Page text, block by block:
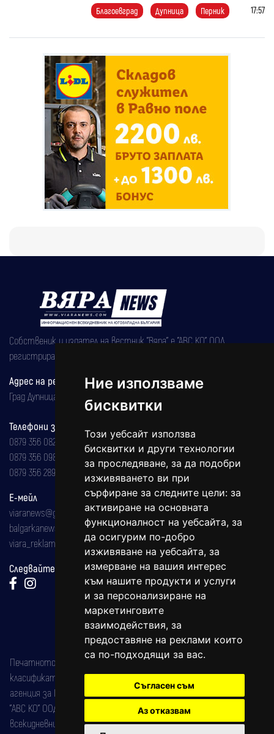
Ние използваме
бисквитки
Този уебсайт използва
бисквитки и други технологии
за проследяване, за да подобри
изживяването ви при
сърфиране за следните цели: за
активиране на основната
функционалност на уебсайта, за
да осигурим по-добро
изживяване на уебсайта, за
измерване на вашия интерес
към нашите продукти и услуги
и за персонализиране на
маркетинговите
взаимодействия, за
предоставяне на реклами които
са по-подходящи за вас.
Съгласен съм
Аз отказвам
Благоевград Дупница Перник 17:57
Собственик и издател на вестник "Вяра" е "АВС КО" ООД,
регистрирана на 08.05.2002 година.
Адрес на редакцията
Град Дупница, ул.''Христо Ботев" 43
Телефони за реклама и абонаменти
0879 356 082
0879 356 098
0879 356 289
Е-мейл
viaranews@gmail.com
balgarkanews@gmail.com
viara_reklama@mail.bg
Следвайте ни:
Печатното издание на вестника е регистрирано в националния
класификатор на печатните издания (Българска национална
агенция за ISSN) под номер: ISSN 1312-4722.
"АВС КО" ООД е притежател на марката: Вяра информационен
всекидневник на югозападна България, със свидетелство за марка